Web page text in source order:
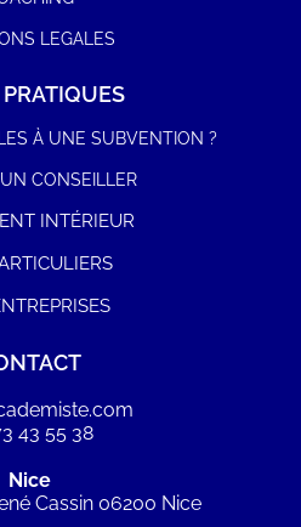
LEGALES
À UNE SUBVENTION ?
CONSEILLER
INTÉRIEUR
43 55 38
Nice
Cassin 06200 Nice